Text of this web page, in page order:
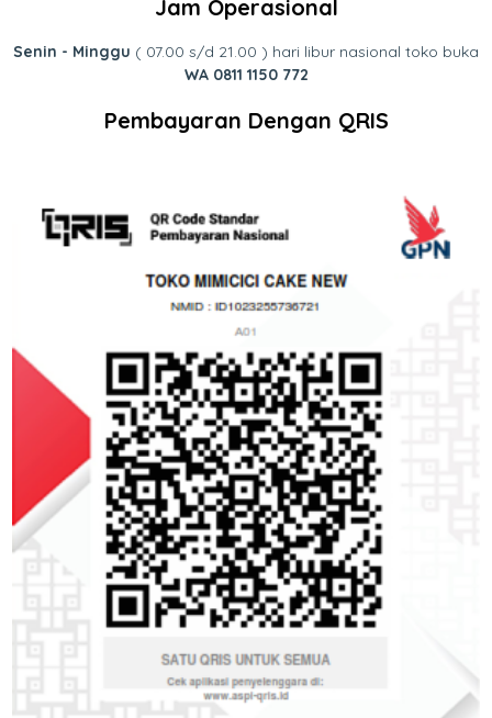
Jam Operasional
Senin - Minggu ( 07.00 s/d 21.00 ) hari libur nasional toko buka
WA 0811 1150 772
Pembayaran Dengan QRIS